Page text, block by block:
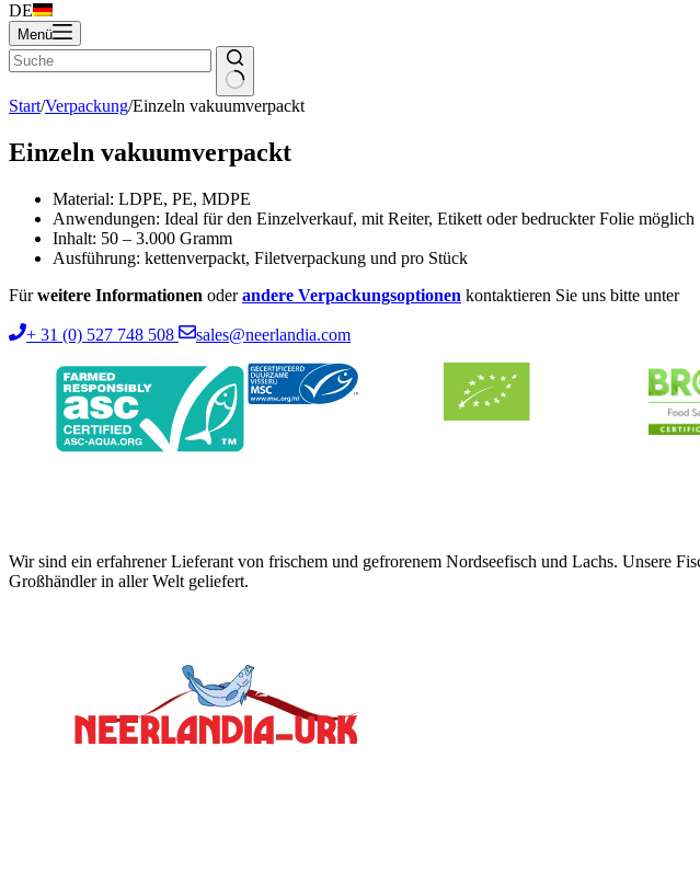
DE
Menü
Start/Verpackung/Einzeln vakuumverpackt
Einzeln vakuumverpackt
Material: LDPE, PE, MDPE
Anwendungen: Ideal für den Einzelverkauf, mit Reiter, Etikett oder bedruckter Folie möglich
Inhalt: 50 – 3.000 Gramm
Ausführung: kettenverpackt, Filetverpackung und pro Stück
Fürweitere Informationen oderandere Verpackungsoptionen kontaktieren Sie uns bitte unter
+ 31 (0) 527 748 508 sales@neerlandia.com
Wir sind ein erfahrener Lieferant von frischem und gefrorenem Nordseefisch und Lachs. Unsere
Großhändler in aller Welt geliefert.